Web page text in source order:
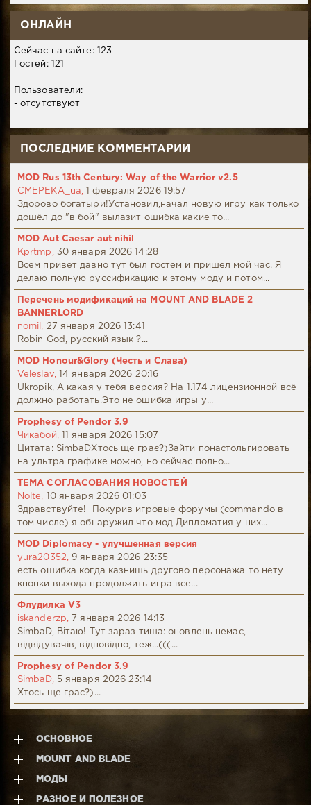
ОНЛАЙН
Сейчас на сайте: 123
Гостей: 121
Пользователи:
- отсутствуют
ПОСЛЕДНИЕ КОММЕНТАРИИ
MOD Rus 13th Century: Way of the Warrior v2.5
CMEPEKA_ua,
1 февраля 2026 19:57
Здорово богатыри!Установил,начал новую игру как только
дошёл до "в бой" вылазит ошибка какие то...
MOD Aut Caesar aut nihil
Kprtmp,
30 января 2026 14:28
Всем привет давно тут был гостем и пришел мой час. Я
делаю полную руссификацию к этому моду и потом...
Перечень модификаций на MOUNT AND BLADE 2
BANNERLORD
nomil,
27 января 2026 13:41
Robin God, русский язык ?...
MOD Honour&Glory (Честь и Слава)
Veleslav,
14 января 2026 20:16
Ukropik, А какая у тебя версия? На 1.174 лицензионной всё
должно работать.Это не ошибка игры у...
Prophesy of Pendor 3.9
Чикабой,
11 января 2026 15:07
Цитата: SimbaDХтось ще грає?)Зайти понастольгировать
на ультра графике можно, но сейчас полно...
ТЕМА СОГЛАСОВАНИЯ НОВОСТЕЙ
Nolte,
10 января 2026 01:03
Здравствуйте! Покурив игровые форумы (commando в
том числе) я обнаружил что мод Дипломатия у них...
MOD Diplomacy - улучшенная версия
yura20352,
9 января 2026 23:35
есть ошибка когда казнишь другово персонажа то нету
кнопки выхода продолжить игра все...
Флудилка V3
iskanderzp,
7 января 2026 14:13
SimbaD, Вітаю! Тут зараз тиша: оновлень немає,
відвідувачів, відповідно, теж...(((...
Prophesy of Pendor 3.9
SimbaD,
5 января 2026 23:14
Хтось ще грає?)...
ОСНОВНОЕ
MOUNT AND BLADE
МОДЫ
РАЗНОЕ И ПОЛЕЗНОЕ